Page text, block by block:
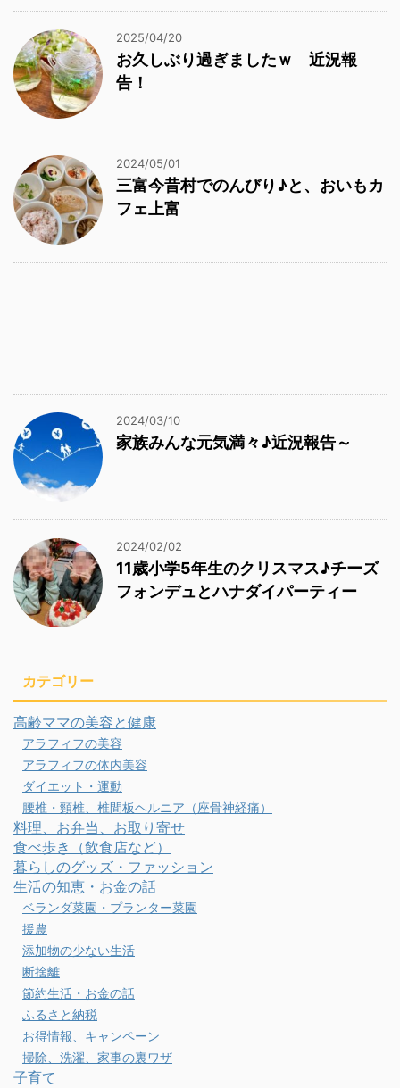
2025/04/20
お久しぶり過ぎましたｗ 近況報
告！
2024/05/01
三富今昔村でのんびり♪と、おいもカ
フェ上富
2024/03/10
家族みんな元気満々♪近況報告～
2024/02/02
11歳小学5年生のクリスマス♪チーズ
フォンデュとハナダイパーティー
カテゴリー
高齢ママの美容と健康
アラフィフの美容
アラフィフの体内美容
ダイエット・運動
腰椎・頸椎、椎間板ヘルニア（座骨神経痛）
料理、お弁当、お取り寄せ
食べ歩き（飲食店など）
暮らしのグッズ・ファッション
生活の知恵・お金の話
ベランダ菜園・プランター菜園
援農
添加物の少ない生活
断捨離
節約生活・お金の話
ふるさと納税
お得情報、キャンペーン
掃除、洗濯、家事の裏ワザ
子育て